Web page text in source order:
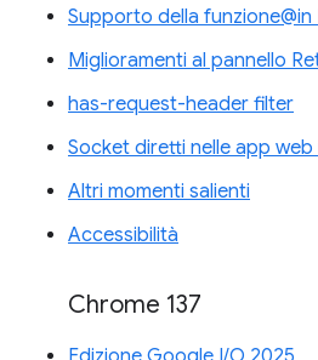
Supporto della funzione@in
Miglioramenti al pannello
has-request-header filter
Socket diretti nelle app
Altri momenti salienti
Accessibilità
Chrome 137